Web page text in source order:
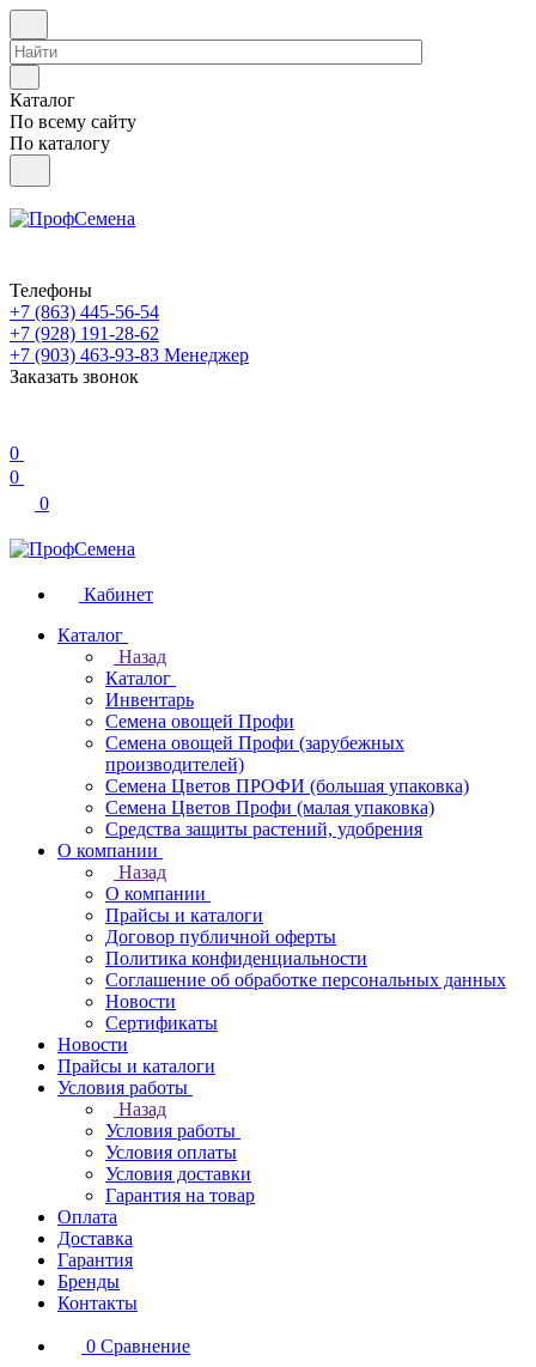
Каталог
По всему сайту
По каталогу
Телефоны
+7 (863) 445-56-54
+7 (928) 191-28-62
+7 (903) 463-93-83 Менеджер
Заказать звонок
0
0
0
Кабинет
Каталог
Назад
Каталог
Инвентарь
Семена овощей Профи
Семена овощей Профи (зарубежных
производителей)
Семена Цветов ПРОФИ (большая упаковка)
Семена Цветов Профи (малая упаковка)
Средства защиты растений, удобрения
О компании
Назад
О компании
Прайсы и каталоги
Договор публичной оферты
Политика конфиденциальности
Соглашение об обработке персональных данных
Новости
Сертификаты
Новости
Прайсы и каталоги
Условия работы
Назад
Условия работы
Условия оплаты
Условия доставки
Гарантия на товар
Оплата
Доставка
Гарантия
Бренды
Контакты
0 Сравнение